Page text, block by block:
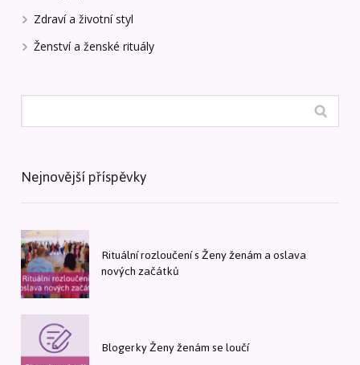
Zdraví a životní styl
Ženství a ženské rituály
Nejnovější příspěvky
Rituální rozloučení s Ženy ženám a oslava
nových začátků
Blogerky Ženy ženám se loučí